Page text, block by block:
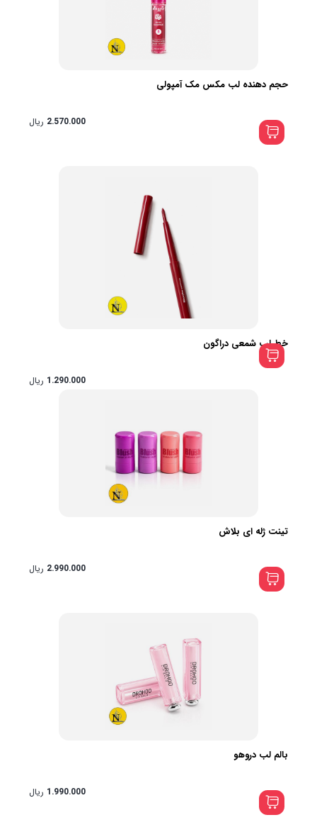
حجم دهنده لب مکس مک آمپولی
2.570.000 ریال
خط لب شمعی دراگون
1.290.000 ریال
تینت ژله ای بلاش
2.990.000 ریال
بالم لب دروهو
1.990.000 ریال